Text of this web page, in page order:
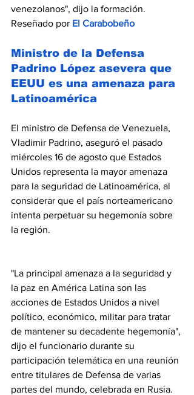
venezolanos", dijo la formación.
Reseñado por El Carabobeño
Ministro de la Defensa
Padrino López asevera que
EEUU es una amenaza para
Latinoamérica
El ministro de Defensa de Venezuela,
Vladimir Padrino, aseguró el pasado
miércoles 16 de agosto que Estados
Unidos representa la mayor amenaza
para la seguridad de Latinoamérica, al
considerar que el país norteamericano
intenta perpetuar su hegemonía sobre
la región.
"La principal amenaza a la seguridad y
la paz en América Latina son las
acciones de Estados Unidos a nivel
político, económico, militar para tratar
de mantener su decadente hegemonía",
dijo el funcionario durante su
participación telemática en una reunión
entre titulares de Defensa de varias
partes del mundo, celebrada en Rusia.